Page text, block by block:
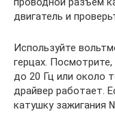
двигатель и
Используйте
герцах.
до 20 Гц или около
драйвер работает.
катушку зажигания